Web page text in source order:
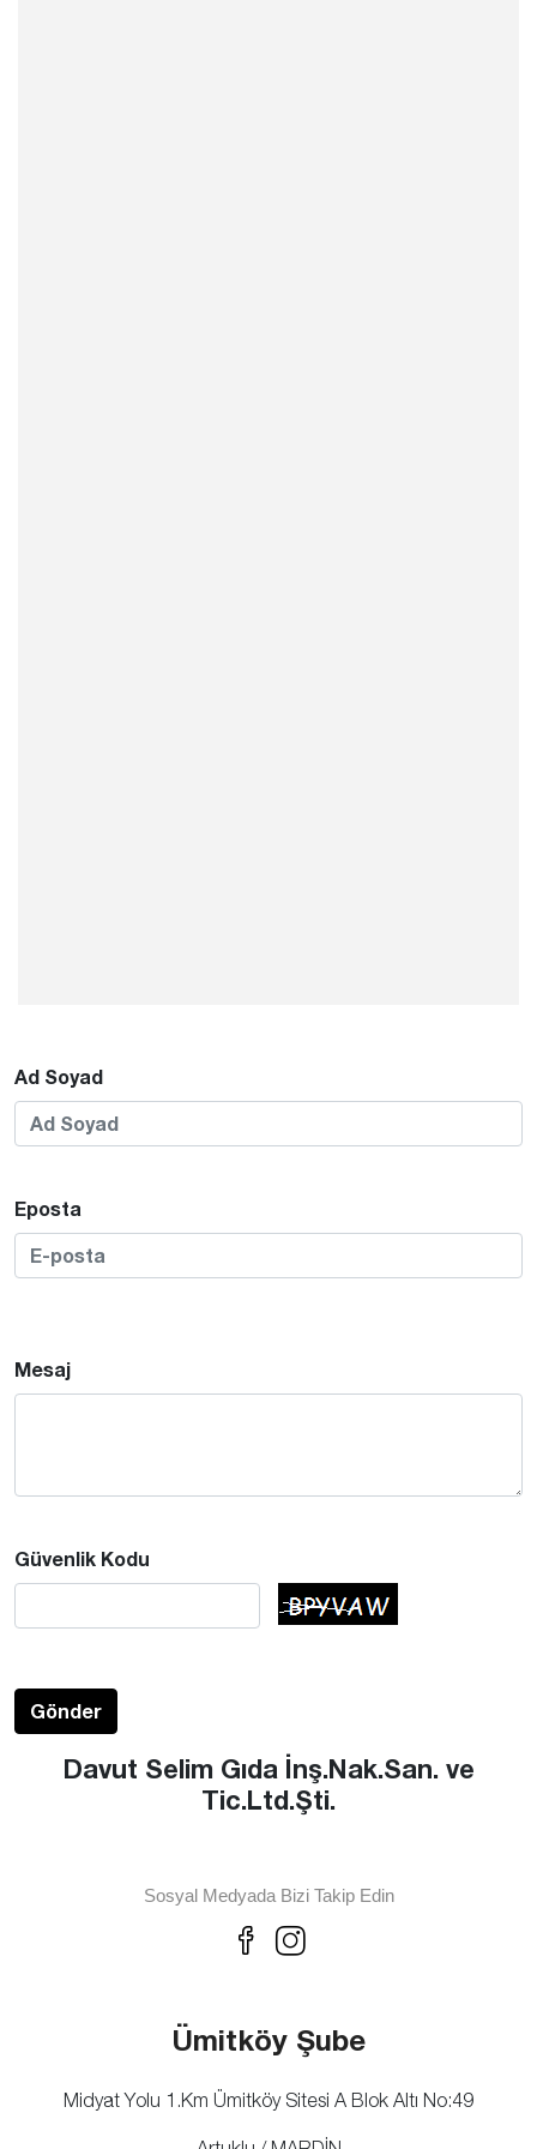
Ad Soyad
Eposta
Mesaj
Güvenlik Kodu
Davut Selim Gıda İnş.Nak.San. ve
Tic.Ltd.Şti.
Sosyal Medyada Bizi Takip Edin
Ümitköy Şube
Midyat Yolu 1.Km Ümitköy Sitesi A Blok Altı No:49